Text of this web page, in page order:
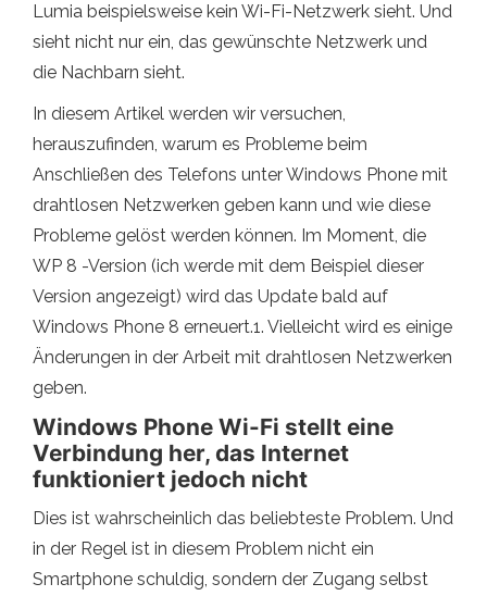
Lumia beispielsweise kein Wi-Fi-Netzwerk sieht. Und
sieht nicht nur ein, das gewünschte Netzwerk und
die Nachbarn sieht.
In diesem Artikel werden wir versuchen,
herauszufinden, warum es Probleme beim
Anschließen des Telefons unter Windows Phone mit
drahtlosen Netzwerken geben kann und wie diese
Probleme gelöst werden können. Im Moment, die
WP 8 -Version (ich werde mit dem Beispiel dieser
Version angezeigt) wird das Update bald auf
Windows Phone 8 erneuert.1. Vielleicht wird es einige
Änderungen in der Arbeit mit drahtlosen Netzwerken
geben.
Windows Phone Wi-Fi stellt eine
Verbindung her, das Internet
funktioniert jedoch nicht
Dies ist wahrscheinlich das beliebteste Problem. Und
in der Regel ist in diesem Problem nicht ein
Smartphone schuldig, sondern der Zugang selbst